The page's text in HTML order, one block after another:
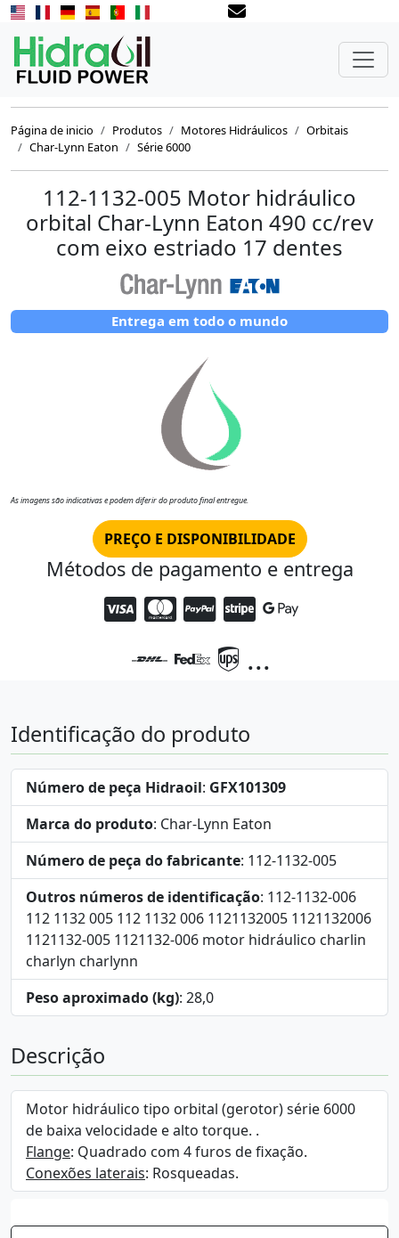
Página de inicio Produtos Motores Hidráulicos
Orbitais
Char-Lynn Eaton
Série 6000
112-1132-005 Motor hidráulico
orbital Char-Lynn Eaton 490 cc/rev
com eixo estriado 17 dentes
Entrega em todo o mundo
As imagens são indicativas e podem diferir do produto final entregue.
PREÇO E DISPONIBILIDADE
Métodos de pagamento e entrega
...
Identificação do produto
Número de peça Hidraoil: GFX101309
Marca do produto: Char-Lynn Eaton
Número de peça do fabricante: 112-1132-005
Outros números de identificação: 112-1132-006
112 1132 005 112 1132 006 1121132005 1121132006
1121132-005 1121132-006 motor hidráulico charlin
charlyn charlynn
Peso aproximado (kg): 28,0
Descrição
Motor hidráulico tipo orbital (gerotor) série 6000
de baixa velocidade e alto torque. .
Flange: Quadrado com 4 furos de fixação.
Conexões laterais: Rosqueadas.